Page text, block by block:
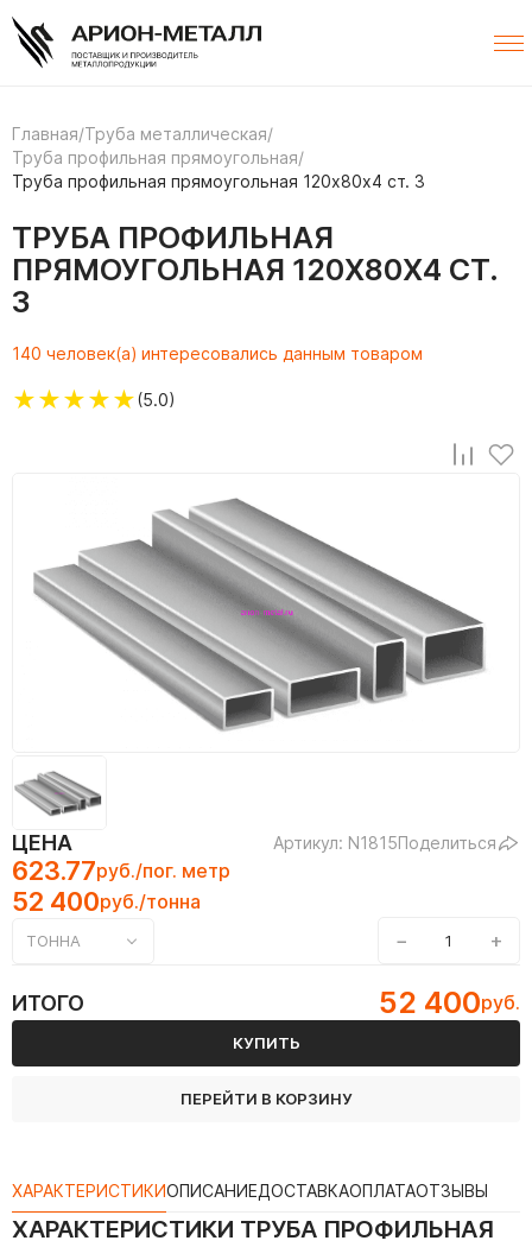
Главная/Труба металлическая/
Труба профильная прямоугольная/
Труба профильная прямоугольная 120х80х4 ст. 3
ТРУБА ПРОФИЛЬНАЯ
ПРЯМОУГОЛЬНАЯ 120Х80Х4 СТ.
3
140 человек(а) интересовались данным товаром
★★★★★(5.0)
ЦЕНА Артикул: N1815Поделиться
623.77руб./пог. метр
52 400руб./тонна
ТОННА − +
ИТОГО 52 400руб.
КУПИТЬ
ПЕРЕЙТИ В КОРЗИНУ
ХАРАКТЕРИСТИКИОПИСАНИЕДОСТАВКАОПЛАТАОТЗЫВЫ
ХАРАКТЕРИСТИКИ ТРУБА ПРОФИЛЬНАЯ